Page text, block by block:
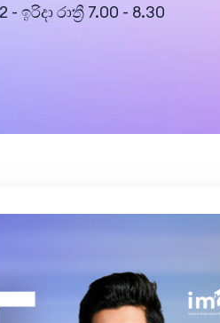
ඉරිදා රාත්‍රී 7.00 - 8.30